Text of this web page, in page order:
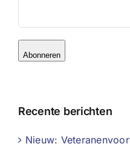
Abonneren
Recente berichten
Nieuw: